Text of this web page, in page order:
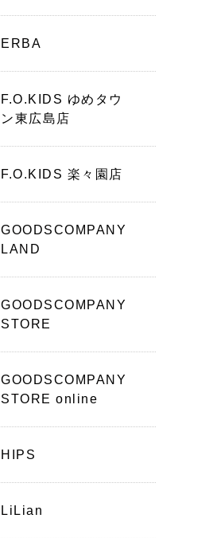
ERBA
F.O.KIDS ゆめタウ
ン東広島店
F.O.KIDS 楽々園店
GOODSCOMPANY
LAND
GOODSCOMPANY
STORE
GOODSCOMPANY
STORE online
HIPS
LiLian